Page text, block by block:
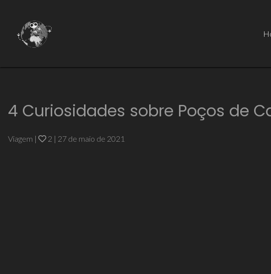
4 Curiosidades sobre Poços de
Viagem | 2 | 27 de maio de 2021